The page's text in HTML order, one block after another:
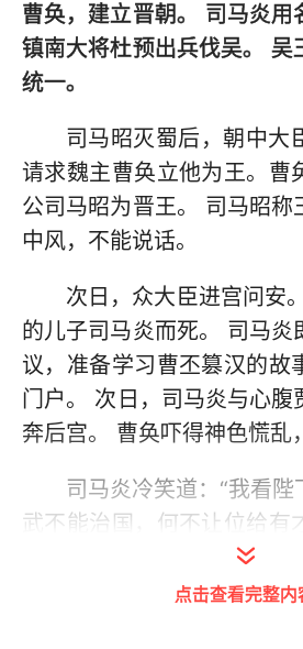
曹奂，建立晋朝。 司马炎用
镇南大将杜预出兵伐吴。 吴
统一。
司马昭灭蜀后，朝中大
请求魏主曹奂立他为王。曹
公司马昭为晋王。 司马昭称
中风，不能说话。
次日，众大臣进宫问安
的儿子司马炎而死。 司马炎
议，准备学习曹丕篡汉的故
门户。 次日，司马炎与心腹
奔后宫。 曹奂吓得神色慌乱
司马炎冷笑道：“我看陛
武不能治国，何不让位给有
大惊，脸色惨白，久久说不
在一旁喝道：“晋王之言何其
点击查看完整内